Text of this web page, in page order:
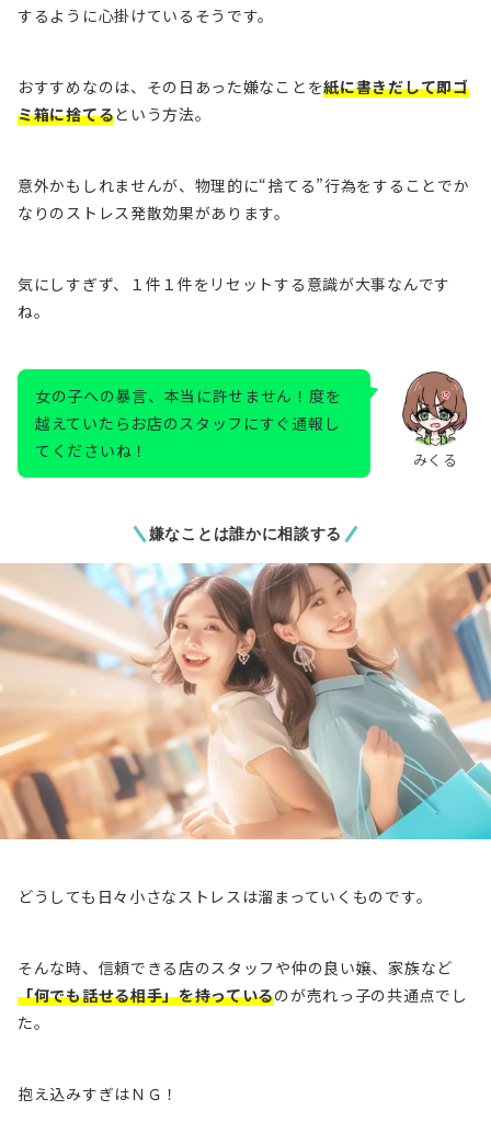
するように心掛けているそうです。
おすすめなのは、その日あった嫌なことを紙に書きだして即ゴ
ミ箱に捨てるという方法。
意外かもしれませんが、物理的に“捨てる”行為をすることでか
なりのストレス発散効果があります。
気にしすぎず、１件１件をリセットする意識が大事なんです
ね。
みくる
女の子への暴言、本当に許せません！度を
越えていたらお店のスタッフにすぐ通報し
てくださいね！
嫌なことは誰かに相談する
どうしても日々小さなストレスは溜まっていくものです。
そんな時、信頼できる店のスタッフや仲の良い嬢、家族など
「何でも話せる相手」を持っているのが売れっ子の共通点でし
た。
抱え込みすぎはＮＧ！